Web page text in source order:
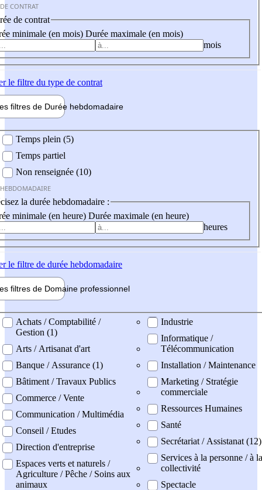
CONTRAT
de contrat
minimale (en mois) Durée maximale (en mois)
mois
le filtre du type de contrat
filtres de Durée hebdomadaire
Temps plein (5)
Temps partiel
Non renseignée (10)
la durée hebdomadaire :
minimale (en heure) Durée maximale (en heure)
heures
le filtre de durée hebdomadaire
filtres de Domaine professionnel
professionel
Achats / Comptabilité /
Gestion (1)
Arts / Artisanat d'art
Banque / Assurance (1)
Bâtiment / Travaux Publics
Commerce / Vente
Communication / Multimédia
Conseil / Etudes
Direction d'entreprise
Espaces verts et naturels /
Agriculture / Pêche / Soins aux
animaux
Industrie
Informatique /
Télécommunication
Installation / Maintenance
Marketing / Stratégie
commerciale
Ressources Humaines
Santé
Secrétariat / Assistanat (12)
Services à la personne / à la
collectivité
Spectacle